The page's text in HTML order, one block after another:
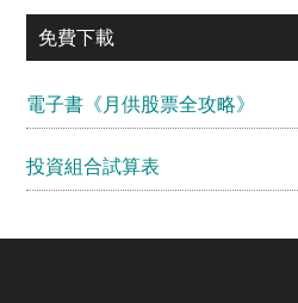
免費下載
電子書《月供股票全攻略》
投資組合試算表